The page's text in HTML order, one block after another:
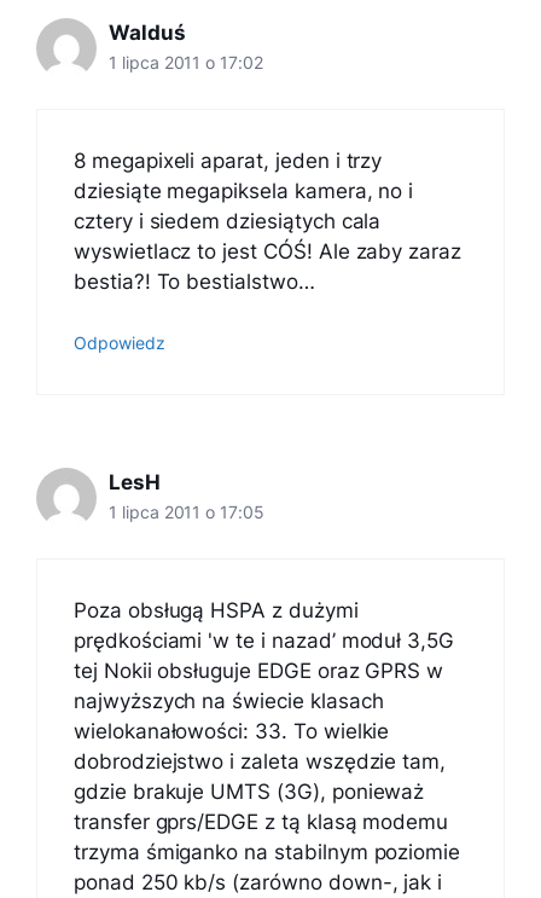
Walduś
1 lipca 2011 o 17:02
8 megapixeli aparat, jeden i trzy
dziesiąte megapiksela kamera, no i
cztery i siedem dziesiątych cala
wyswietlacz to jest CÓŚ! Ale zaby zaraz
bestia?! To bestialstwo…
Odpowiedz
LesH
1 lipca 2011 o 17:05
Poza obsługą HSPA z dużymi
prędkościami 'w te i nazad’ moduł 3,5G
tej Nokii obsługuje EDGE oraz GPRS w
najwyższych na świecie klasach
wielokanałowości: 33. To wielkie
dobrodziejstwo i zaleta wszędzie tam,
gdzie brakuje UMTS (3G), ponieważ
transfer gprs/EDGE z tą klasą modemu
trzyma śmiganko na stabilnym poziomie
ponad 250 kb/s (zarówno down-, jak i